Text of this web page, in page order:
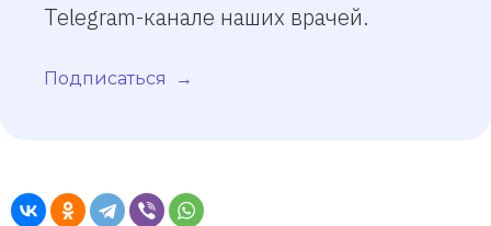
Telegram-канале наших врачей.
Подписаться